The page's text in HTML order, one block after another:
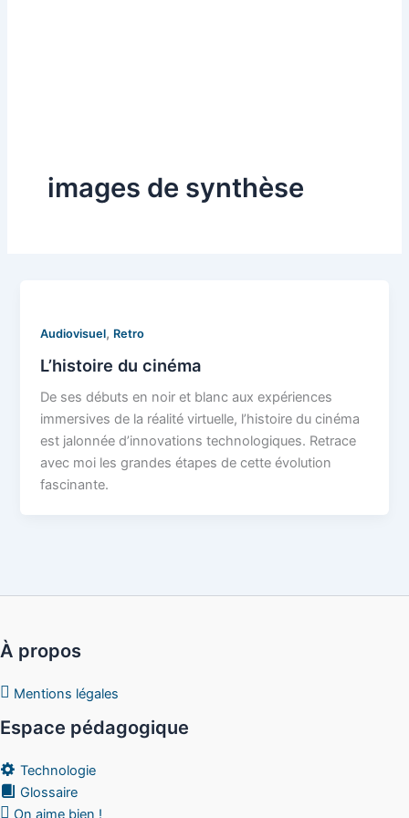
images de synthèse
Audiovisuel, Retro
L’histoire du cinéma
De ses débuts en noir et blanc aux expériences
immersives de la réalité virtuelle, l’histoire du cinéma
est jalonnée d’innovations technologiques. Retrace
avec moi les grandes étapes de cette évolution
fascinante.
À propos
Mentions légales
Espace pédagogique
Technologie
Glossaire
On aime bien !